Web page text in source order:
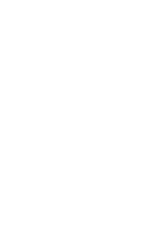
ist ein traditionelles und
aus dem Jahr 1898 und war
Pub eröffnet und von Anfang an lag
bedeutet u.a. dass Sie dort an
entspannt ist.
große Auswahl an dänischen und